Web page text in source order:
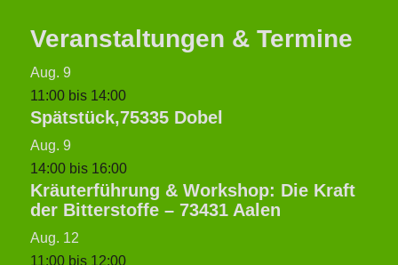
Veranstaltungen & Termine
Aug. 9
11:00bis 14:00
Spätstück,75335 Dobel
Aug. 9
14:00bis 16:00
Kräuterführung & Workshop: Die Kraft
der Bitterstoffe – 73431 Aalen
Aug. 12
11:00bis 12:00